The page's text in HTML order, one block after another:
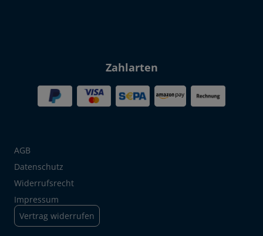
Zahlarten
AGB
Datenschutz
Widerrufsrecht
Impressum
Vertrag widerrufen